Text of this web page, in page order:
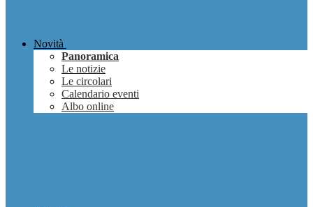
Novità
Panoramica
Le notizie
Le circolari
Calendario eventi
Albo online